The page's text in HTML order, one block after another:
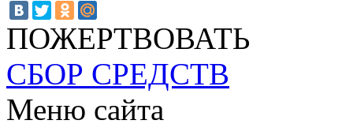
ПОЖЕРТВОВАТЬ
СБОР СРЕДСТВ
Меню сайта